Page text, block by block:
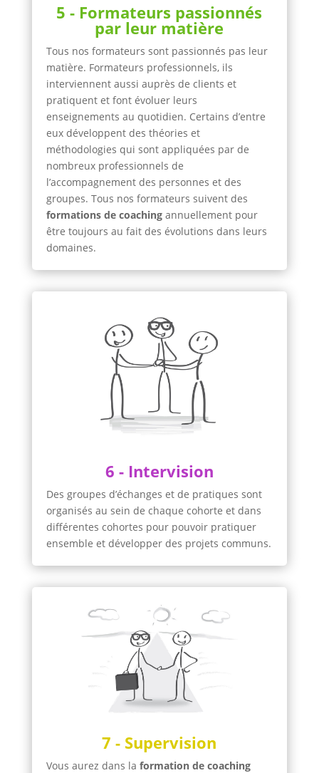
5 - Formateurs passionnés
par leur matière
Tous nos formateurs sont passionnés pas leur
matière. Formateurs professionnels, ils
interviennent aussi auprès de clients et
pratiquent et font évoluer leurs
enseignements au quotidien. Certains d’entre
eux développent des théories et
méthodologies qui sont appliquées par de
nombreux professionnels de
l’accompagnement des personnes et des
groupes. Tous nos formateurs suivent des
formations de coachingannuellement pour
être toujours au fait des évolutions dans leurs
domaines.
6 - Intervision
Des groupes d’échanges et de pratiques sont
organisés au sein de chaque cohorte et dans
différentes cohortes pour pouvoir pratiquer
ensemble et développer des projets communs.
7 - Supervision
Vous aurez dans la formation de coaching